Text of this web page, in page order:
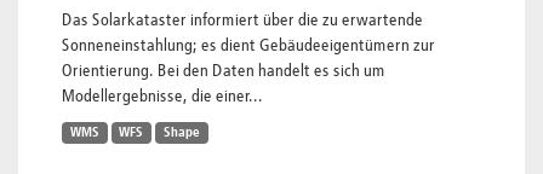
Das Solarkataster informiert über die zu erwartende
Sonneneinstahlung; es dient Gebäudeeigentümern zur
Orientierung. Bei den Daten handelt es sich um
Modellergebnisse, die einer...
WMS WFS Shape